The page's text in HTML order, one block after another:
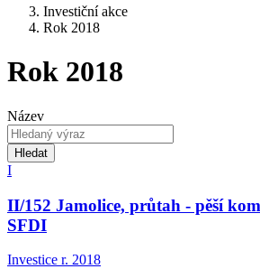
Investiční akce
Rok 2018
Rok 2018
Název
Hledat
I
II/152 Jamolice, průtah - pěší
SFDI
Investice r. 2018